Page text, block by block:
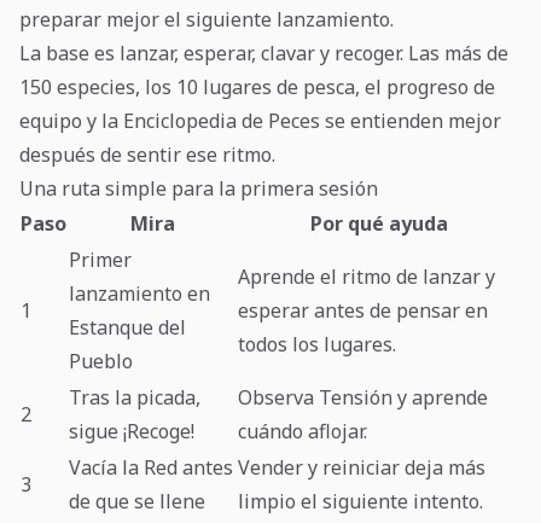
preparar mejor el siguiente lanzamiento.
La base es lanzar, esperar, clavar y recoger. Las más de
150 especies, los 10 lugares de pesca, el progreso de
equipo y la Enciclopedia de Peces se entienden mejor
después de sentir ese ritmo.
Una ruta simple para la primera sesión
Paso
Mira Por qué ayuda
1
Primer
lanzamiento en
Estanque del
Pueblo
Aprende el ritmo de lanzar y
esperar antes de pensar en
todos los lugares.
2
Tras la picada,
sigue ¡Recoge!
Observa Tensión y aprende
cuándo aflojar.
3
Vacía la Red antes
de que se llene
Vender y reiniciar deja más
limpio el siguiente intento.